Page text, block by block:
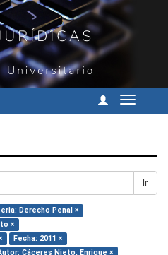
Cambiar
Ir
Derecho Penal ×
×
Fecha: 2011 ×
Cáceres Nieto, Enrique ×